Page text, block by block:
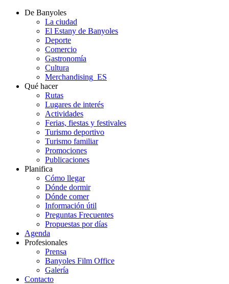
De Banyoles
La ciudad
El Estany de Banyoles
Deporte
Comercio
Gastronomía
Cultura
Merchandising_ES
Qué hacer
Rutas
Lugares de interés
Actividades
Ferias, fiestas y festivales
Turismo deportivo
Turismo familiar
Promociones
Publicaciones
Planifica
Cómo llegar
Dónde dormir
Dónde comer
Información útil
Preguntas Frecuentes
Propuestas por días
Agenda
Profesionales
Prensa
Banyoles Film Office
Galería
Contacto